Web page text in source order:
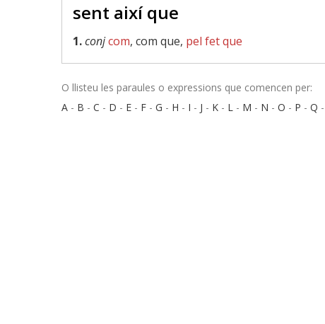
sent així que
1.conjcom, com que, pel fet que
O llisteu les paraules o expressions que comencen per:
A - B - C - D - E - F - G - H - I - J - K - L - M - N - O - P - Q -